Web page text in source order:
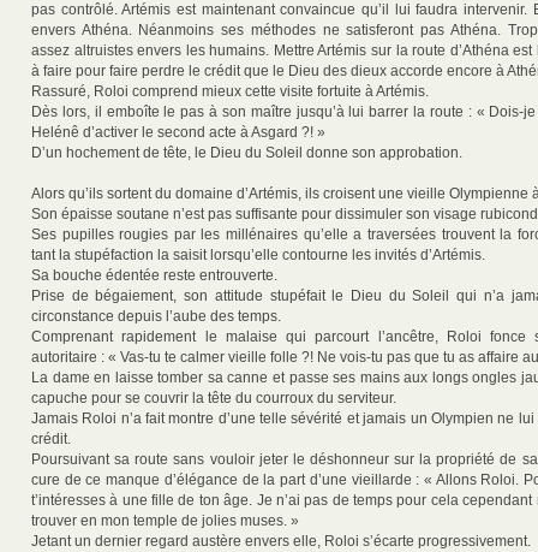
pas contrôlé. Artémis est maintenant convaincue qu’il lui faudra intervenir.
envers Athéna. Néanmoins ses méthodes ne satisferont pas Athéna.
assez altruistes envers les humains. Mettre Artémis sur la route d’Athéna
à faire pour faire perdre le crédit que le Dieu des dieux accorde encore à
Rassuré, Roloi comprend mieux cette visite fortuite à Artémis.
Dès lors, il emboîte le pas à son maître jusqu’à lui barrer la route : « Dois-
Helénê d’activer le second acte à Asgard ?! »
D’un hochement de tête, le Dieu du Soleil donne son approbation.
Alors qu’ils sortent du domaine d’Artémis, ils croisent une vieille Olympienne
Son épaisse soutane n’est pas suffisante pour dissimuler son visage
Ses pupilles rougies par les millénaires qu’elle a traversées trouvent la
tant la stupéfaction la saisit lorsqu’elle contourne les invités d’Artémis.
Sa bouche édentée reste entrouverte.
Prise de bégaiement, son attitude stupéfait le Dieu du Soleil qui n’a
circonstance depuis l’aube des temps.
Comprenant rapidement le malaise qui parcourt l’ancêtre, Roloi fonce
autoritaire : « Vas-tu te calmer vieille folle ?! Ne vois-tu pas que tu as affaire
La dame en laisse tomber sa canne et passe ses mains aux longs ongles
capuche pour se couvrir la tête du courroux du serviteur.
Jamais Roloi n’a fait montre d’une telle sévérité et jamais un Olympien ne
crédit.
Poursuivant sa route sans vouloir jeter le déshonneur sur la propriété de
cure de ce manque d’élégance de la part d’une vieillarde : « Allons Roloi.
t’intéresses à une fille de ton âge. Je n’ai pas de temps pour cela
trouver en mon temple de jolies muses. »
Jetant un dernier regard austère envers elle, Roloi s’écarte progressivement.